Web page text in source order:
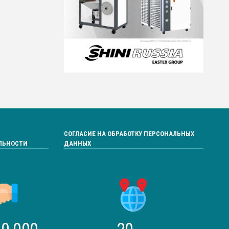
СОГЛАСИЕ НА ОБРАБОТКУ ПЕРСОНАЛЬНЫХ
ДАННЫХ